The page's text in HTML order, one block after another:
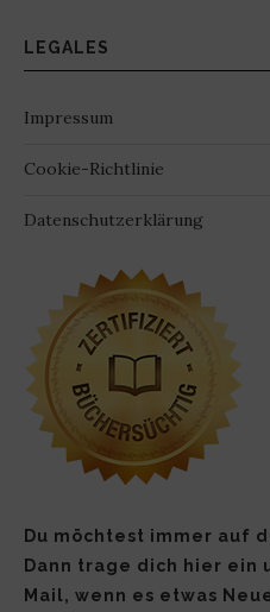
LEGALES
Impressum
Cookie-Richtlinie
Datenschutzerklärung
Du möchtest immer auf
Dann trage dich hier ein
Mail, wenn es etwas